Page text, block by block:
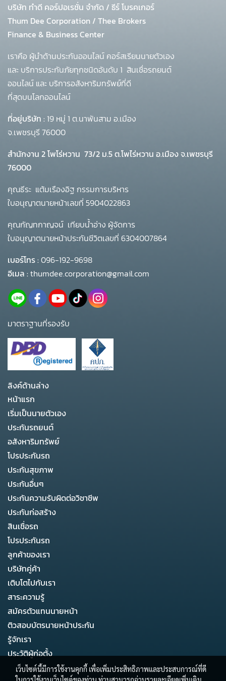
บริษัท ทำดี คอร์ปอเรชั่น จำกัด / ธีร์ โบรคเกอร์
Thum Dee Corporation / Thee Brokers
Finance & Business Center
เราคือ ผู้นำด้านประกันออนไลน์ คอร์สเรียนนายตัวเอง
และ บริการประกันภัยทุกชนิดอันดับ 1 สินเชื่อรถยนต์
ออนไลน์ และ บริการอสังหาริมทรัพย์ที่ดี
ที่สุดบนโลกออนไลน์
ที่อยู่บริษัท : 19 หมู่ 1 ต.นาพันสาม อ.เมือง
จ.เพชรบุรี 76000
สำนักงาน 2 โพโร่หวาน 73/2 ม.5 ต.โพไร่หวาน อ.เมือง จ.เพชรบุรี
76000
คุณธีระ แต้มเรืองอิฐ กรรมการบริหาร
ใบอนุญาตนายหน้าเลขที่ 5904022863
คุณกัญทกาญจน์ เทียบน้ำอ่าง ผู้จัดการ
ใบอนุญาตนายหน้าประกันชีวิตเลขที่ 6304007864
เบอร์โทร :096-192-9698
อีเมล :thumdee.corporation@gmail.com
มาตราฐานที่รองรับ
ลิงค์ด้านล่าง
หน้าแรก
เริ่มเป็นนายตัวเอง
ประกันรถยนต์
อสังหาริมทรัพย์
โปรประกันรถ
ประกันสุขภาพ
ประกันอื่นๆ
ประกันความรับผิดต่อวิชาชีพ
ประกันก่อสร้าง
สินเชื่อรถ
โปรประกันรถ
ลูกค้าของเรา
บริษัทคู่ค้า
เติบโตไปกับเรา
สาระความรู้
สมัครตัวแทนนายหน้า
ติวสอบบัตรนายหน้าประกัน
รู้จักเรา
ประวัติผู้ก่อตั้ง
เว็บไซต์นี้มีการใช้งานคุกกี้ เพื่อเพิ่มประสิทธิภาพและประสบการณ์ที่ดี